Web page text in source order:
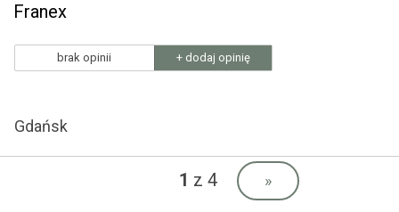
Franex
brak opinii + dodaj opinię
Gdańsk
1 z 4 »